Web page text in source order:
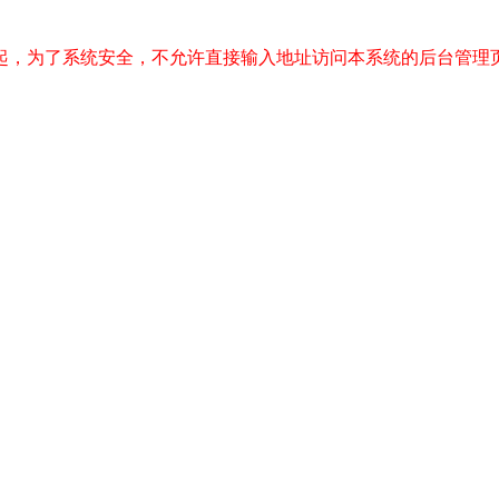
，为了系统安全，不允许直接输入地址访问本系统的后台管理